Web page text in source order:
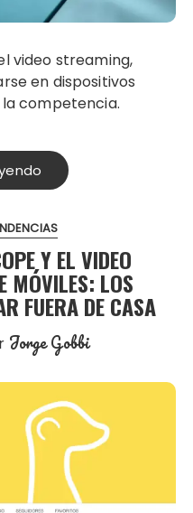
en dispositivos
competencia.
Y EL VIDEO
MÓVILES: LOS
FUERA DE CASA
Jorge Gobbi